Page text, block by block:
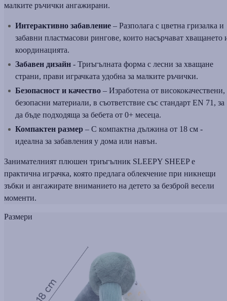
малките ръчички ангажирани.
Интерактивно забавление – Разполага с цветна гризалка и
забавни пластмасови рингове, които насърчават хващането
координацията.
Забавен дизайн - Триъгълната форма с лесни за хващане
страни, прави играчката удобна за малките ръчички.
Безопасност и качество – Изработена от висококачествени,
безопасни материали, в съответствие със стандарт EN 71, за
да бъде подходяща за бебета от 0+ месеца.
Компактен размер – С компактна дължина от 18 см -
идеална за забавления у дома или навън.
Занимателният плюшен триъгълник SLEEPY SHEEP е
практична играчка, която предлага облекчение при никнещи
зъбки и ангажирате вниманието на детето за безброй весели
моменти.
Размери